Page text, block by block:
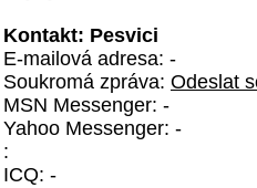
Kontakt: Pesvici
E-mailová adresa: -
Soukromá zpráva: Odeslat
MSN Messenger: -
Yahoo Messenger: -
:
ICQ: -